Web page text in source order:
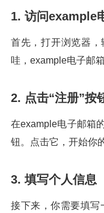
1. 访问example
首先，打开浏览器，
哇，example电子邮
2. 点击“注册”按
在example电子邮箱
钮。点击它，开始你
3. 填写个人信息
接下来，你需要填写